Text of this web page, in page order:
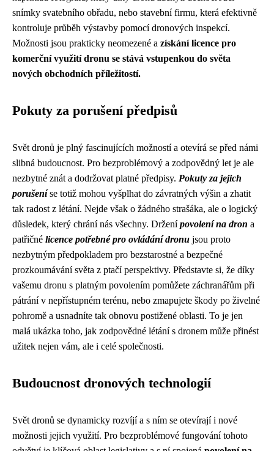
snímky svatebního obřadu, nebo stavební firmu, která efektivně
kontroluje průběh výstavby pomocí dronových inspekcí.
Možnosti jsou prakticky neomezené a získání licence pro
komerční využití dronu se stává vstupenkou do světa
nových obchodních příležitostí.
Pokuty za porušení předpisů
Svět dronů je plný fascinujících možností a otevírá se před námi
slibná budoucnost. Pro bezproblémový a zodpovědný let je ale
nezbytné znát a dodržovat platné předpisy. Pokuty za jejich
porušeníse totiž mohou vyšplhat do závratných výšin a zhatit
tak radost z létání. Nejde však o žádného strašáka, ale o logický
důsledek, který chrání nás všechny. Drženípovolení na dron a
patřičné licence potřebné pro ovládání dronu jsou proto
nezbytným předpokladem pro bezstarostné a bezpečné
prozkoumávání světa z ptačí perspektivy. Představte si, že díky
vašemu dronu s platným povolením pomůžete záchranářům při
pátrání v nepřístupném terénu, nebo zmapujete škody po živelné
pohromě a usnadníte tak obnovu postižené oblasti. To je jen
malá ukázka toho, jak zodpovědné létání s dronem může přinést
užitek nejen vám, ale i celé společnosti.
Budoucnost dronových technologií
Svět dronů se dynamicky rozvíjí a s ním se otevírají i nové
možnosti jejich využití. Pro bezproblémové fungování tohoto